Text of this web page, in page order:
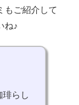
もご紹介して
ね♪
琲らし